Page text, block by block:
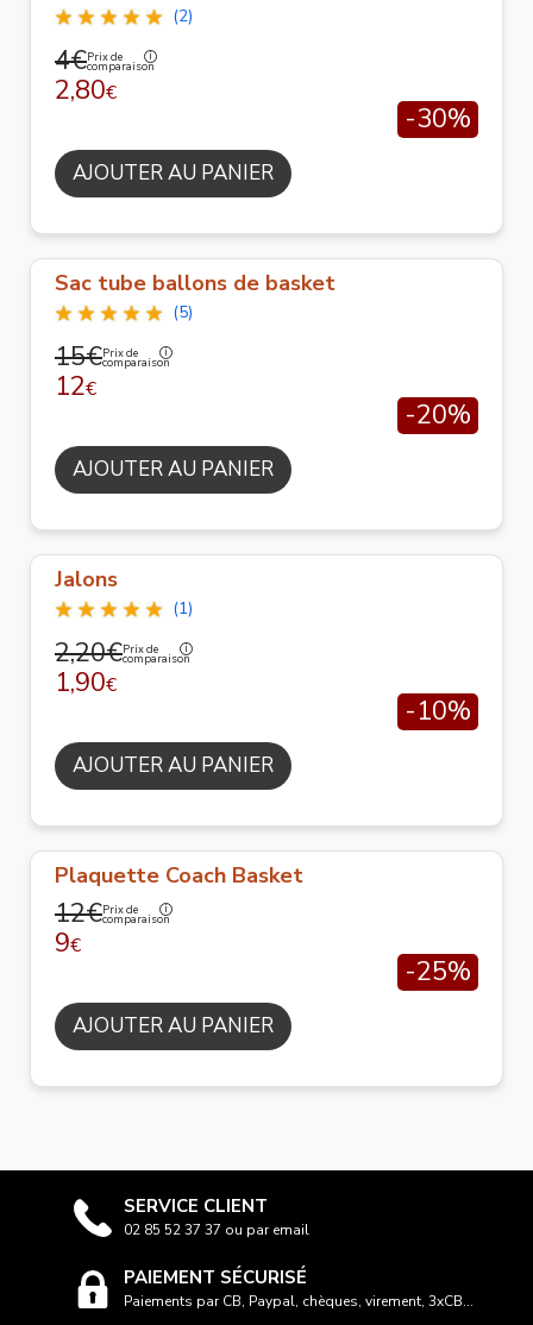
(2)
4€Prix de
comparaison
2,80€
-30%
AJOUTER AU PANIER
Sac tube ballons de basket
(5)
15€Prix de
comparaison
12€
-20%
AJOUTER AU PANIER
Jalons
(1)
2,20€Prix de
comparaison
1,90€
-10%
AJOUTER AU PANIER
Plaquette Coach Basket
12€Prix de
comparaison
9€
-25%
AJOUTER AU PANIER
SERVICE CLIENT
02 85 52 37 37 ou par email
PAIEMENT SÉCURISÉ
Paiements par CB, Paypal, chèques, virement, 3xCB...